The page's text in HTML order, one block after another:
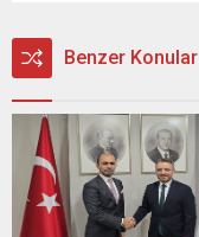
Benzer Konular